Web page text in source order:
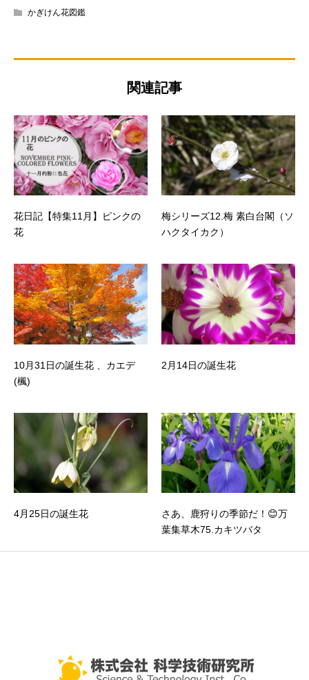
かぎけん花図鑑
関連記事
花日記【特集11月】ピンクの
花
梅シリーズ12.梅 素白台閣（ソ
ハクタイカク）
10月31日の誕生花 、カエデ
(楓)
2月14日の誕生花
4月25日の誕生花
さあ、鹿狩りの季節だ！😊万
葉集草木75.カキツバタ